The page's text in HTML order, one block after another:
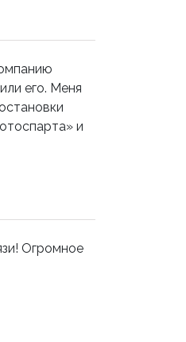
его. Меня
и
Огромное